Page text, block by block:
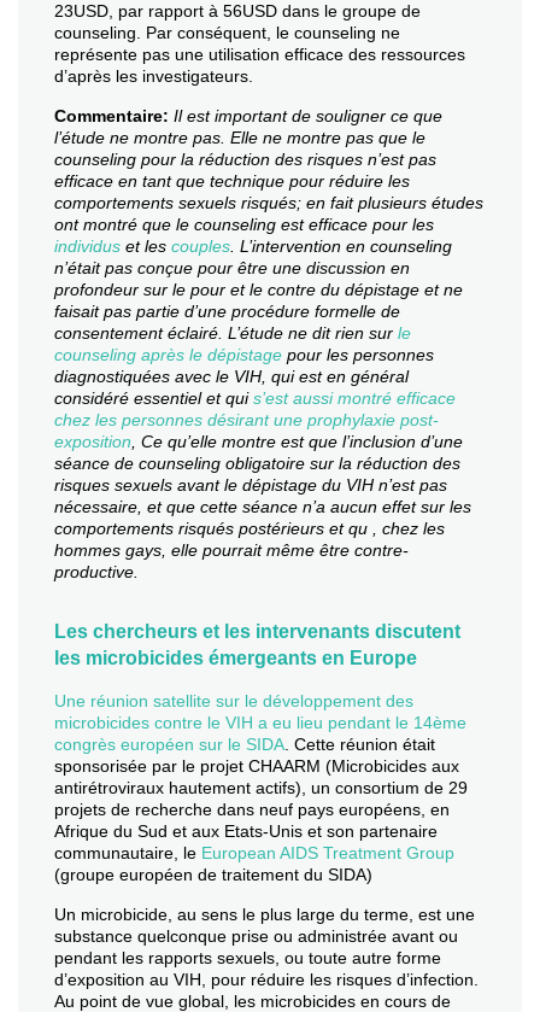
23USD, par rapport à 56USD dans le groupe de
counseling. Par conséquent, le counseling ne
représente pas une utilisation efficace des ressources
d’après les investigateurs.
Commentaire: Il est important de souligner ce que
l’étude ne montre pas. Elle ne montre pas que le
counseling pour la réduction des risques n’est pas
efficace en tant que technique pour réduire les
comportements sexuels risqués; en fait plusieurs études
ont montré que le counseling est efficace pour les
individus et les couples . L’intervention en counseling
n’était pas conçue pour être une discussion en
profondeur sur le pour et le contre du dépistage et ne
faisait pas partie d’une procédure formelle de
consentement éclairé. L’étude ne dit rien sur le
counseling après le dépistage pour les personnes
diagnostiquées avec le VIH, qui est en général
considéré essentiel et quis’est aussi montré efficace
chez les personnes désirant une prophylaxie post-
exposition , Ce qu’elle montre est que l’inclusion d’une
séance de counseling obligatoire sur la réduction des
risques sexuels avant le dépistage du VIH n’est pas
nécessaire, et que cette séance n’a aucun effet sur les
comportements risqués postérieurs et qu , chez les
hommes gays, elle pourrait même être contre-
productive.
Les chercheurs et les intervenants discutent
les microbicides émergeants en Europe
Une réunion satellite sur le développement des
microbicides contre le VIH a eu lieu pendant le 14ème
congrès européen sur le SIDA . Cette réunion était
sponsorisée par le projet CHAARM (Microbicides aux
antirétroviraux hautement actifs), un consortium de 29
projets de recherche dans neuf pays européens, en
Afrique du Sud et aux Etats-Unis et son partenaire
communautaire, le European AIDS Treatment Group
(groupe européen de traitement du SIDA)
Un microbicide, au sens le plus large du terme, est une
substance quelconque prise ou administrée avant ou
pendant les rapports sexuels, ou toute autre forme
d’exposition au VIH, pour réduire les risques d’infection.
Au point de vue global, les microbicides en cours de